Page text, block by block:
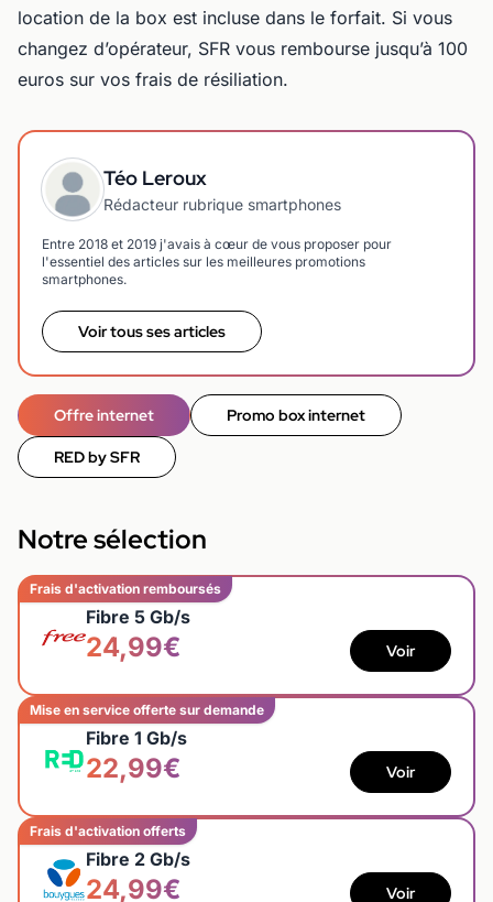
location de la box est incluse dans le forfait. Si vous
changez d’opérateur, SFR vous rembourse jusqu’à 100
euros sur vos frais de résiliation.
Téo Leroux
Rédacteur rubrique smartphones
Entre 2018 et 2019 j'avais à cœur de vous proposer pour
l'essentiel des articles sur les meilleures promotions
smartphones.
Voir tous ses articles
Offre internet Promo box internet
RED by SFR
Notre sélection
Frais d'activation remboursés
Fibre 5 Gb/s
24,99€ Voir
Mise en service offerte sur demande
Fibre 1 Gb/s
22,99€ Voir
Frais d'activation offerts
Fibre 2 Gb/s
24,99€ Voir